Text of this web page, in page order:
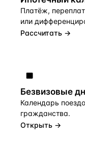
Платёж,
или
Рассчитать →
Безвизовые
Календарь
гражданства.
Открыть →